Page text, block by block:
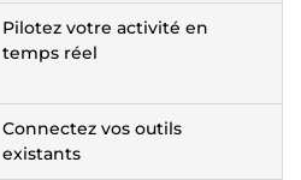
Pilotez votre activité en
temps réel
Connectez vos outils
existants